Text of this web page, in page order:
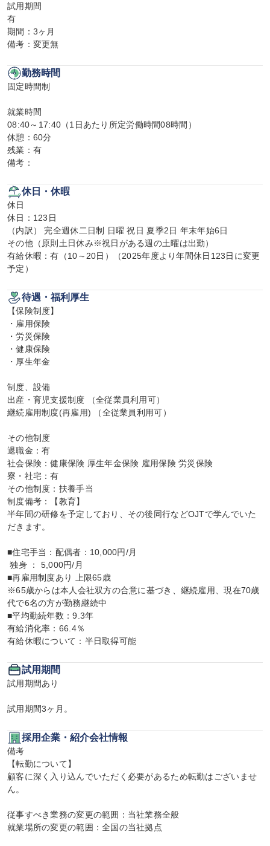
試用期間
有
期間：3ヶ月
備考：変更無
勤務時間
固定時間制
就業時間
08:40～17:40（1日あたり所定労働時間08時間）
休憩：60分
残業：有
備考：
休日・休暇
休日
休日：123日
（内訳） 完全週休二日制 日曜 祝日 夏季2日 年末年始6日
その他（原則土日休み※祝日がある週の土曜は出勤）
有給休暇：有（10～20日）（2025年度より年間休日123日に変更
予定）
待遇・福利厚生
【保険制度】
・雇用保険
・労災保険
・健康保険
・厚生年金
制度、設備
出産・育児支援制度 （全従業員利用可）
継続雇用制度(再雇用) （全従業員利用可）
その他制度
退職金：有
社会保険：健康保険 厚生年金保険 雇用保険 労災保険
寮・社宅：有
その他制度：扶養手当
制度備考：【教育】
半年間の研修を予定しており、その後同行などOJTで学んでいた
だきます。
■住宅手当：配偶者：10,000円/月
独身 ： 5,000円/月
■再雇用制度あり 上限65歳
※65歳からは本人会社双方の合意に基づき、継続雇用、現在70歳
代で6名の方が勤務継続中
■平均勤続年数：9.3年
有給消化率：66.4％
有給休暇について：半日取得可能
試用期間
試用期間あり
試用期間3ヶ月。
採用企業・紹介会社情報
備考
【転勤について】
顧客に深く入り込んでいただく必要があるため転勤はございませ
ん。
従事すべき業務の変更の範囲：当社業務全般
就業場所の変更の範囲：全国の当社拠点